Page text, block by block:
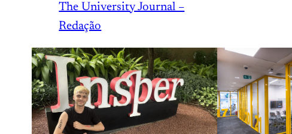
The University Journal –
Redação